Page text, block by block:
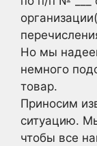
Но мы
немного
товар.
Приносим
ситуацию.
чтобы все